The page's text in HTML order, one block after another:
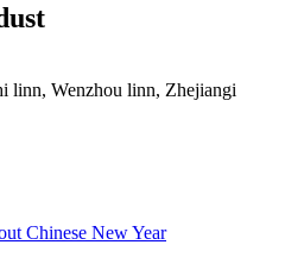
linn, Wenzhou linn, Zhejiangi